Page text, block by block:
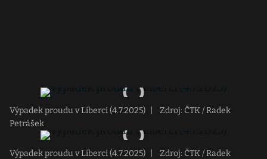
Výpadek proudu v Liberci (4.7.2025)
Zdroj: ČTK / Radek
Petrášek
Výpadek proudu v Liberci (4.7.2025)
Zdroj: ČTK / Radek